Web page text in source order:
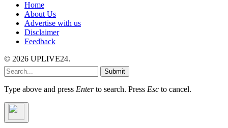
Home
About Us
Advertise with us
Disclaimer
Feedback
© 2026 UPLIVE24.
Submit
Type above and press Enterto search. Press Esc to cancel.